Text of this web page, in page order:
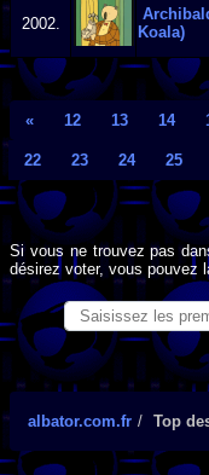
2002.
Koala)
« 12 13 14
22 23 24 25
Si vous ne trouvez pas
désirez voter, vous pouvez
albator.com.fr Top